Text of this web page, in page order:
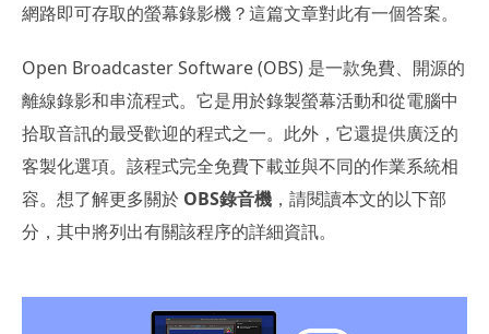
網路即可存取的螢幕錄影機？這篇文章對此有一個答案。
Open Broadcaster Software (OBS) 是一款免費、開源的
離線錄影和串流程式。它是用於錄製螢幕活動和從電腦中
拾取音訊的最受歡迎的程式之一。此外，它還提供廣泛的
客製化選項。該程式完全免費下載並與不同的作業系統相
容。想了解更多關於 OBS錄音機 ，請閱讀本文的以下部
分，其中將列出有關該程序的詳細資訊。